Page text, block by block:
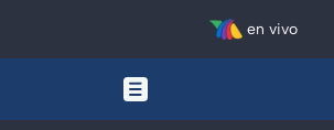
en vivo